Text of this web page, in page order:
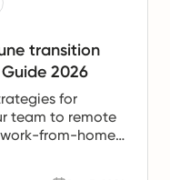
transition
2026
for
team to remote
from-home